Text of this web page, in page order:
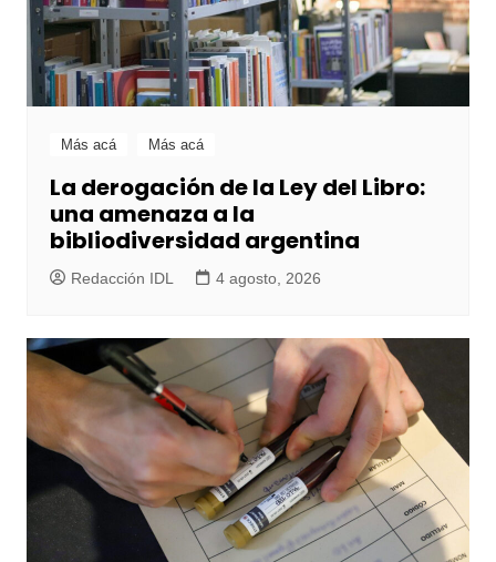
Más acá Más acá
La derogación de la Ley del Libro:
una amenaza a la
bibliodiversidad argentina
Redacción IDL 4 agosto, 2026